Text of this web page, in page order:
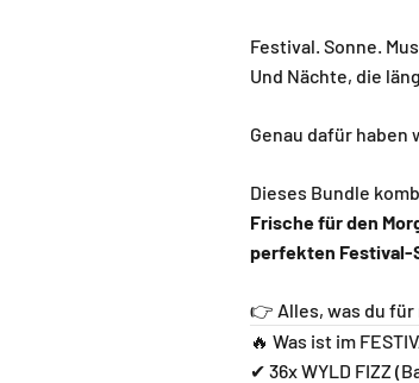
Festival. Sonne.
Und Nächte, die
Genau dafür haben
Dieses Bundle
Frische für den
perfekten Festival-
👉 Alles, was du für
🔥 Was ist im
✔ 36x WYLD FIZZ